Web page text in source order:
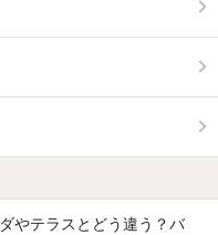
やテラスとどう違う？バ